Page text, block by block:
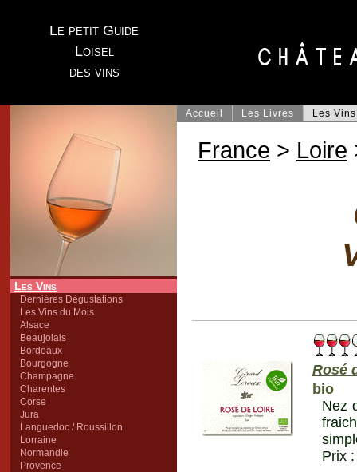
Le petit Guide
Loisel
des vins
Les Vins
Dernières Dégustations
Les Vins du Mois
Alsace
Beaujolais
Bordeaux
Bourgogne
Champagne
Charentes
Corse
Jura
Languedoc / Roussillon
Lorraine
Normandie
Provence
Accueil Les Livres Les Vins
France > Loire
Rosé
bio
Nez
Prix :